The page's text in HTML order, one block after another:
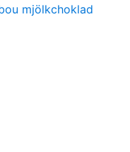
mjölkchoklad